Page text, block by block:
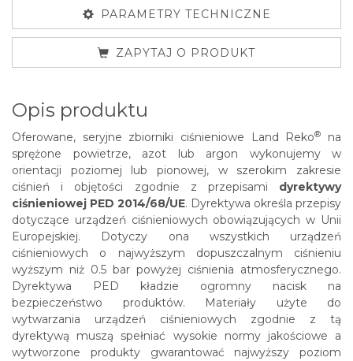
PARAMETRY TECHNICZNE
ZAPYTAJ O PRODUKT
Opis produktu
Oferowane, seryjne zbiorniki ciśnieniowe Land Reko®
na
sprężone powietrze, azot lub argon wykonujemy w
orientacji poziomej lub pionowej, w szerokim zakresie
ciśnień i objętości zgodnie z przepisami dyrektywy
ciśnieniowej PED 2014/68/UE. Dyrektywa określa przepisy
dotyczące urządzeń ciśnieniowych obowiązujących w Unii
Europejskiej. Dotyczy ona wszystkich urządzeń
ciśnieniowych o najwyższym dopuszczalnym ciśnieniu
wyższym niż 0.5 bar powyżej ciśnienia atmosferycznego.
Dyrektywa PED kładzie ogromny nacisk na
bezpieczeństwo produktów. Materiały użyte do
wytwarzania urządzeń ciśnieniowych zgodnie z tą
dyrektywą muszą spełniać wysokie normy jakościowe a
wytworzone produkty gwarantować najwyższy poziom